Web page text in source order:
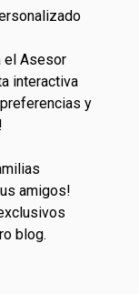
el Asesor
interactiva
y
amigos!
blog.